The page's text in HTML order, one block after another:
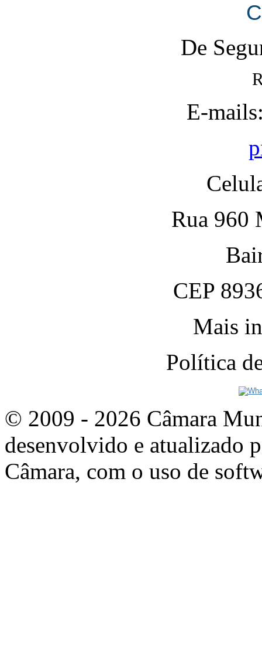
De
E-
Rua 960
CEP
Mais
Política
© 2009 - 2026 Câmara
desenvolvido e atualizado
Câmara, com o uso de